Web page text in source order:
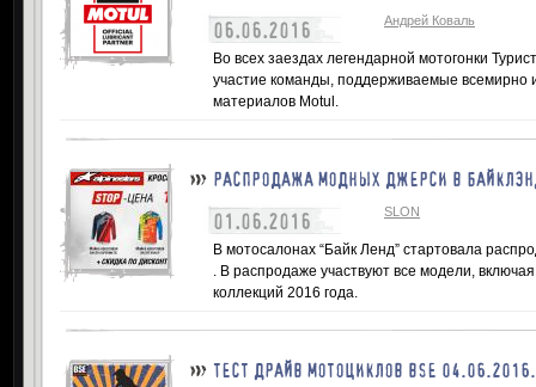
06.06.2016 Андрей Коваль
Во всех заездах легендарной мотогонки
участие команды, поддерживаемые всемирно
материалов Motul.
РАСПРОДАЖА МОДНЫХ ДЖЕРСИ В
01.06.2016 SLON
В мотосалонах “Байк Ленд” стартовала
. В распродаже участвуют все модели,
коллекций 2016 года.
ТЕСТ ДРАЙВ МОТОЦИКЛОВ BSE 04.06.2016.